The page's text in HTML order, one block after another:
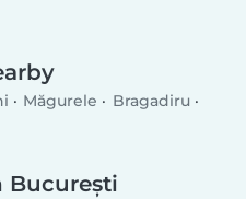
Măgurele
Bragadiru
București